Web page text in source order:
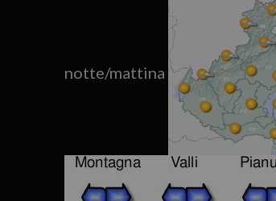
notte/mattina